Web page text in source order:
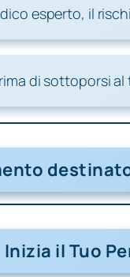
esperto, il
di sottoporsi
Inizia il Tuo